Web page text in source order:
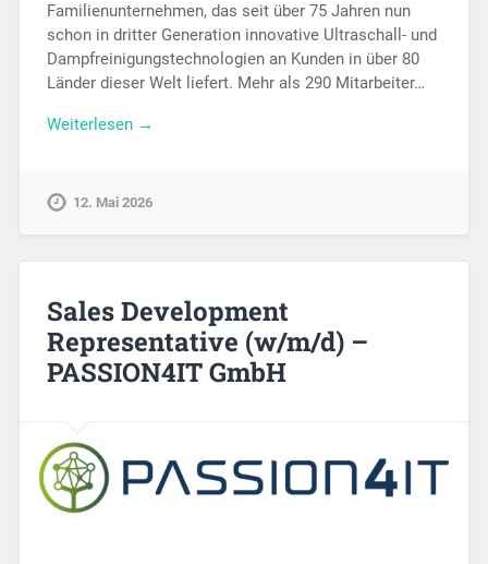
Familienunternehmen, das seit über 75 Jahren nun
schon in dritter Generation innovative Ultraschall- und
Dampfreinigungstechnologien an Kunden in über 80
Länder dieser Welt liefert. Mehr als 290 Mitarbeiter…
Weiterlesen →
12. Mai 2026
Sales Development
Representative (w/m/d) –
PASSION4IT GmbH